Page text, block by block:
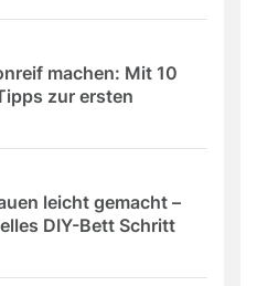
machen: Mit 10
zur ersten
leicht gemacht –
DIY-Bett Schritt